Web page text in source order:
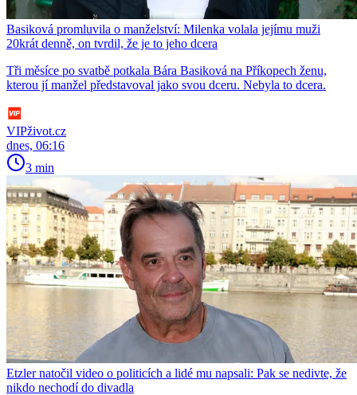
Basiková promluvila o manželství: Milenka volala jejímu muži
20krát denně, on tvrdil, že je to jeho dcera
Tři měsíce po svatbě potkala Bára Basiková na Příkopech ženu,
kterou jí manžel představoval jako svou dceru. Nebyla to dcera.
VIPživot.cz
dnes, 06:16
3 min
Etzler natočil video o politicích a lidé mu napsali: Pak se nedivte, že
nikdo nechodí do divadla